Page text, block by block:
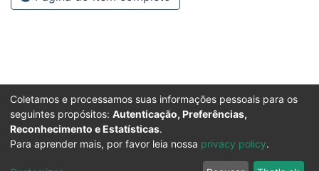
Coletamos e processamos suas informações pessoais para os
seguintes propósitos: Autenticação, Preferências,
Reconhecimento e Estatísticas.
Para aprender mais, por favor leia nossa privacy policy.